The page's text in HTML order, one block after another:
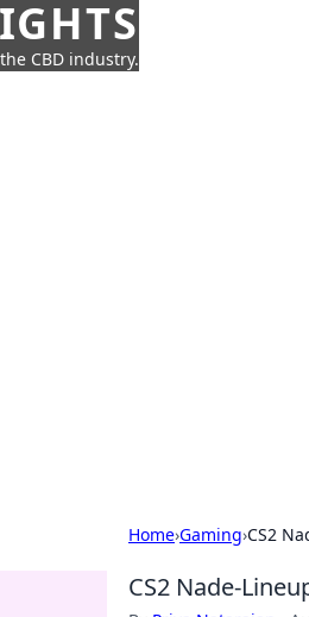
CBD industry.
Home›Gaming›CS2
CS2 Nade-